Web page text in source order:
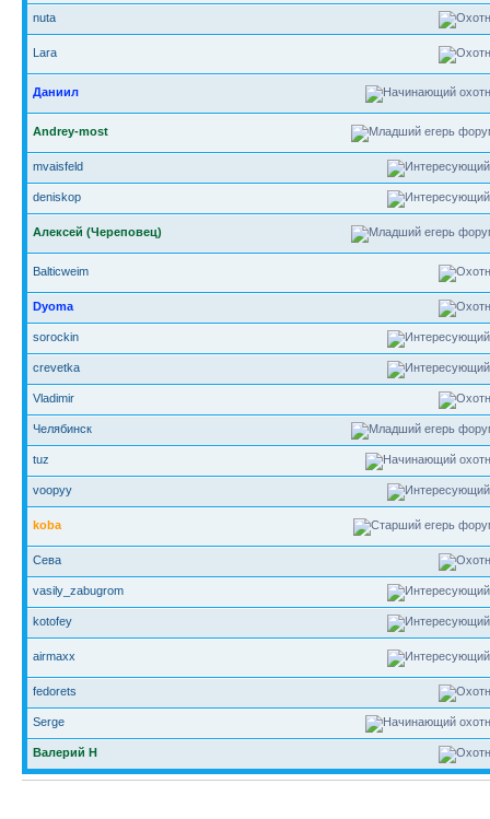
nuta
Lara
Даниил
Andrey-most
mvaisfeld
deniskop
Алексей (Череповец)
Balticweim
Dyoma
sorockin
crevetka
Vladimir
Челябинск
tuz
voopyy
koba
Сева
vasily_zabugrom
kotofey
airmaxx
fedorets
Serge
Валерий Н